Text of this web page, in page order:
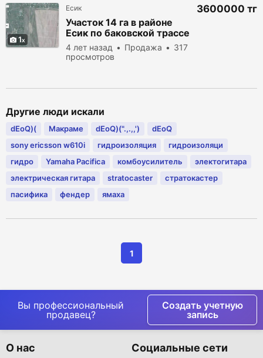
1
Есик
Участок 14 га в районе
Есик по баковской трассе
4 лет назад Продажа
317
просмотров
3600000 тг
Другие люди искали
dEoQ)( Макраме dEoQ)(".,.,,')
dEoQ
sony ericsson w610i
гидроизоляция
гидроизоляци
гидро
Yamaha Pacifica комбоусилитель
электогитара
электрическая гитара
stratocaster
стратокастер
пасифика
фендер ямаха
1
Вы профессиональный
продавец?
Создать учетную
запись
О нас Социальные сети